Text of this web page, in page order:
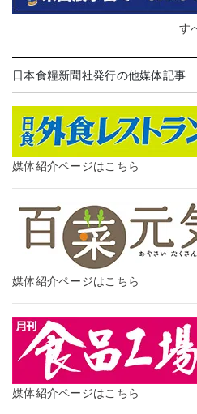
す
日本食糧新聞社発行の他媒体記事
媒体紹介ページはこちら
媒体紹介ページはこちら
媒体紹介ページはこちら